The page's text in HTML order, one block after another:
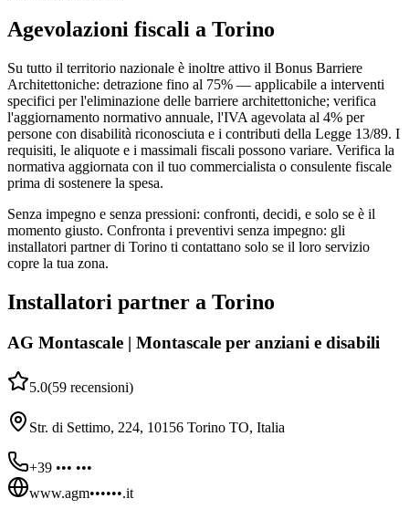
Agevolazioni fiscali a Torino
Su tutto il territorio nazionale è inoltre attivo il Bonus Barriere
Architettoniche: detrazione fino al 75% — applicabile a interventi
specifici per l'eliminazione delle barriere architettoniche; verifica
l'aggiornamento normativo annuale, l'IVA agevolata al 4% per
persone con disabilità riconosciuta e i contributi della Legge 13/89. I
requisiti, le aliquote e i massimali fiscali possono variare. Verifica la
normativa aggiornata con il tuo commercialista o consulente fiscale
prima di sostenere la spesa.
Senza impegno e senza pressioni: confronti, decidi, e solo se è il
momento giusto. Confronta i preventivi senza impegno: gli
installatori partner di Torino ti contattano solo se il loro servizio
copre la tua zona.
Installatori partner a Torino
AG Montascale | Montascale per anziani e disabili
5.0(59 recensioni)
Str. di Settimo, 224, 10156 Torino TO, Italia
+39 ••• •••
www.agm••••••.it